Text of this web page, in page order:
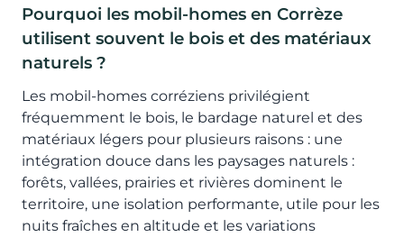
Pourquoi les mobil-homes en Corrèze
utilisent souvent le bois et des matériaux
naturels ?
Les mobil-homes corréziens privilégient
fréquemment le bois, le bardage naturel et des
matériaux légers pour plusieurs raisons : une
intégration douce dans les paysages naturels :
forêts, vallées, prairies et rivières dominent le
territoire, une isolation performante, utile pour les
nuits fraîches en altitude et les variations